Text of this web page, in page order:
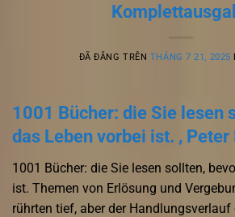
ĐÃ ĐĂNG TRÊN THÁNG 7 21, 2025
1001 Bücher: die Sie lesen
das Leben vorbei ist. , Peter
1001 Bücher: die Sie lesen sollten,
ist. Themen von Erlösung und
rührten tief, aber der